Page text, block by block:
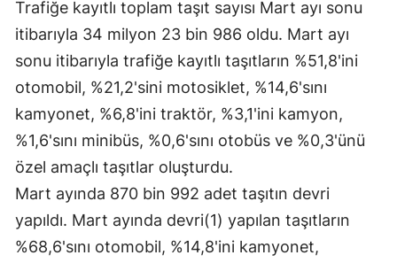
Samsun
Siirt
Sinop
Sivas
Tokat
Trabzon
Trafiğe kayıtlı toplam taşıt sayısı Mart ayı sonu
itibarıyla 34 milyon 23 bin 986 oldu. Mart ayı
sonu itibarıyla trafiğe kayıtlı taşıtların %51,8'ini
otomobil, %21,2'sini motosiklet, %14,6'sını
kamyonet, %6,8'ini traktör, %3,1'ini kamyon,
%1,6'sını minibüs, %0,6'sını otobüs ve %0,3'ünü
özel amaçlı taşıtlar oluşturdu.
Mart ayında 870 bin 992 adet taşıtın devri
yapıldı. Mart ayında devri(1) yapılan taşıtların
%68,6'sını otomobil, %14,8'ini kamyonet,